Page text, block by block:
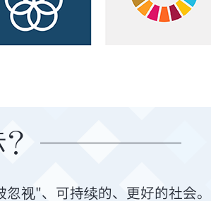
视"、可持续的、更好的社会。